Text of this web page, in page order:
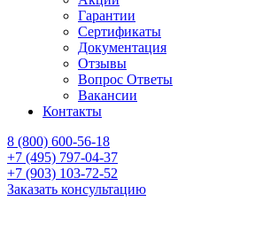
Гарантии
Сертификаты
Документация
Отзывы
Вопрос Ответы
Вакансии
Контакты
8 (800) 600-56-18
+7 (495) 797-04-37
+7 (903) 103-72-52
Заказать консультацию